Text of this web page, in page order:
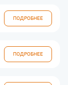
ПОДРОБНЕЕ
ПОДРОБНЕЕ